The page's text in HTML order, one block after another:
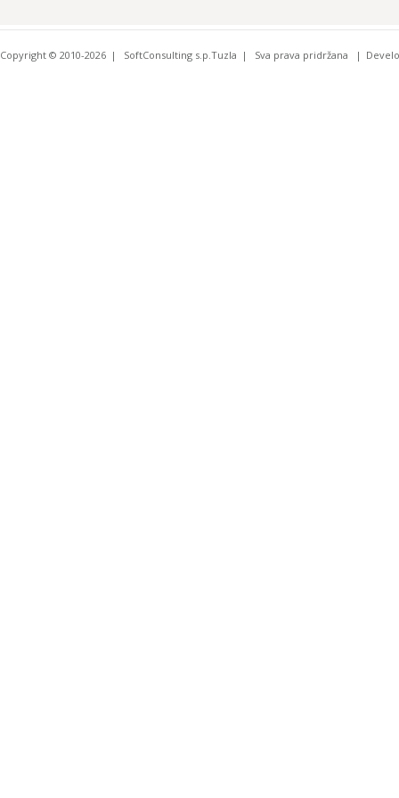
Copyright © 2010-2026 SoftConsulting s.p.Tuzla Sva prava pridržana